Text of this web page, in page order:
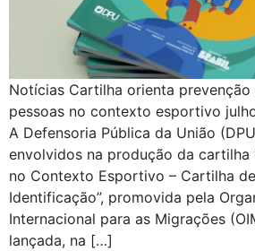
Notícias Cartilha orienta
pessoas no contexto esportivo
A Defensoria Pública da União
envolvidos na produção da cartilha
no Contexto Esportivo – Cartilha
Identificação”, promovida pela
Internacional para as Migrações
lançada, na […]